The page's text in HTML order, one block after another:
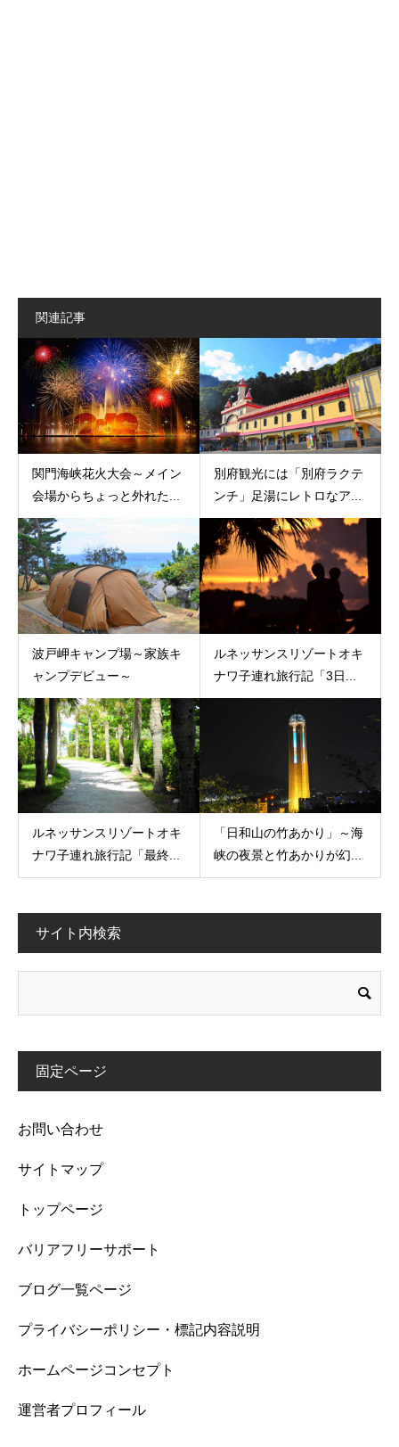
関連記事
関門海峡花火大会～メイン
会場からちょっと外れた...
別府観光には「別府ラクテ
ンチ」足湯にレトロなア...
波戸岬キャンプ場～家族キ
ャンプデビュー～
ルネッサンスリゾートオキ
ナワ子連れ旅行記「3日...
ルネッサンスリゾートオキ
ナワ子連れ旅行記「最終...
「日和山の竹あかり」～海
峡の夜景と竹あかりが幻...
サイト内検索
固定ページ
お問い合わせ
サイトマップ
トップページ
バリアフリーサポート
ブログ一覧ページ
プライバシーポリシー・標記内容説明
ホームページコンセプト
運営者プロフィール